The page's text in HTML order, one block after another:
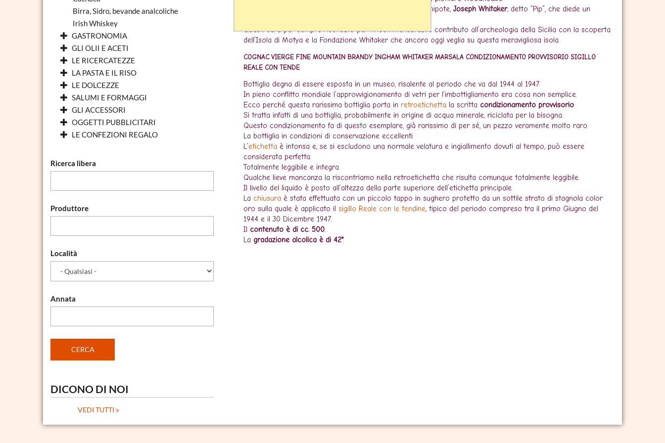
Birra, Sidro, bevande analcoliche
Irish Whiskey
GASTRONOMIA
GLI OLII E ACETI
LE RICERCATEZZE
LA PASTA E IL RISO
LE DOLCEZZE
SALUMI E FORMAGGI
GLI ACCESSORI
OGGETTI PUBBLICITARI
LE CONFEZIONI REGALO
Ricerca libera
Produttore
Località
Annata
DICONO DI NOI
VEDI TUTTI
Nel 1851 subentrò alla direzione dell’Azienda di Ingham il nipote, Joseph Whitaker, detto “Pip”, che diede un
Questi sarà per sempre ricordato per l’incommensurabile contributo all’archeologia della Sicilia con la scoperta
dell’Isola di Motya e la Fondazione Whitaker che ancora oggi veglia su questa meravigliosa isola.
COGNAC VIERGE FINE MOUNTAIN BRANDY INGHAM WHITAKER MARSALA CONDIZIONAMENTO PROVVISORIO SIGILLO
REALE CON TENDE
Bottiglia degna di essere esposta in un museo, risalente al periodo che va dal 1944 al 1947.
In pieno conflitto mondiale l’approvvigionamento di vetri per l’imbottigliamento era cosa non semplice.
Ecco perché questa rarissima bottiglia porta in retroetichetta la scritta condizionamento provvisorio.
Si tratta infatti di una bottiglia, probabilmente in origine di acqua minerale, riciclata per la bisogna.
Questo condizionamento fa di questo esemplare, già rarissimo di per sé, un pezzo veramente molto raro.
La bottiglia in condizioni di conservazione eccellenti.
L’etichetta è intonsa e, se si escludono una normale velatura e ingiallimento dovuti al tempo, può essere
considerata perfetta.
Totalmente leggibile e integra.
Qualche lieve mancanza la riscontriamo nella retroetichetta che risulta comunque totalmente leggibile.
Il livello del liquido è posto all’altezza della parte superiore dell’etichetta principale.
La chiusura è stata effettuata con un piccolo tappo in sughero protetto da un sottile strato di stagnola color
oro sulla quale è applicato il sigillo Reale con le tendine, tipico del periodo compreso tra il primo Giugno del
1944 e il 30 Dicembre 1947.
Il contenuto è di cc. 500.
La gradazione alcolica è di 42°.